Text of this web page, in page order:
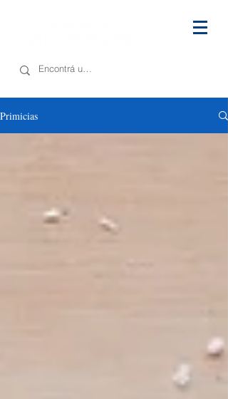
Primicias